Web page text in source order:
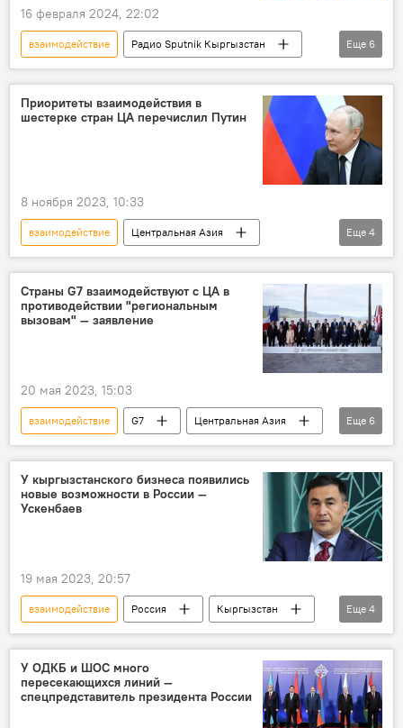
16 февраля 2024, 22:02
взаимодействие
Радио Sputnik Кыргызстан
Алтайская цивилизация
тюрки
славяне
история
сотрудничество
Особый акцент
Еще 6
Приоритеты взаимодействия в
шестерке стран ЦА перечислил Путин
8 ноября 2023, 10:33
взаимодействие
Центральная Азия
Владимир Путин
Россия
сотрудничество
приоритеты
Еще 4
Страны G7 взаимодействуют с ЦА в
противодействии "региональным
вызовам" — заявление
20 мая 2023, 15:03
взаимодействие G7
Центральная Азия
Афганистан
Украина
климат
энергетика
продовольствие
терроризм
Еще 6
У кыргызстанского бизнеса появились
новые возможности в России —
Ускенбаев
19 мая 2023, 20:57
взаимодействие Россия
Кыргызстан
Россия — Исламский мир: KazanForum
экономика
форум
Еще 4
У ОДКБ и ШОС много
пересекающихся линий —
спецпредставитель президента России